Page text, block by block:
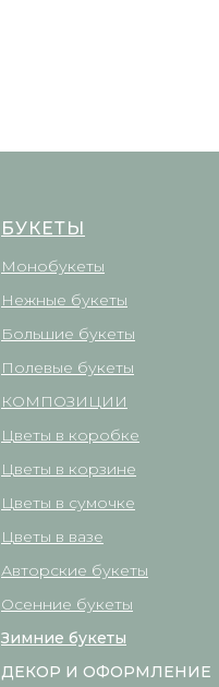
БУКЕТЫ
Монобукеты
Нежные букеты
Большие букеты
Полевые букеты
КОМПОЗИЦИИ
Цветы в коробке
Цветы в корзине
Цветы в сумочке
Цветы в вазе
Авторские букеты
Осенние букеты
Зимние букеты
ДЕКОР И ОФОРМЛЕНИЕ